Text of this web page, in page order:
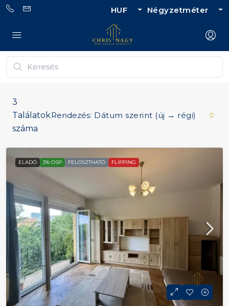
HUF Négyzetméter
3
Találatok
száma
Rendezés: Dátum szerint (új → régi)
ELADÓ 3% OSP FELOSZTHATÓ FLIPPING